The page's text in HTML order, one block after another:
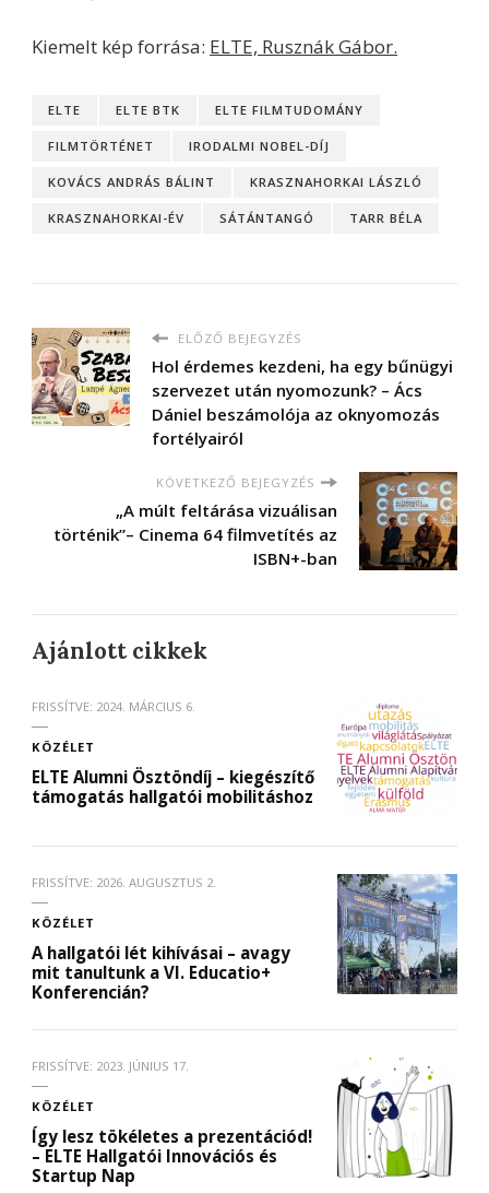
Kiemelt kép forrása: ELTE, Rusznák Gábor.
ELTE ELTE BTK ELTE FILMTUDOMÁNY
FILMTÖRTÉNET IRODALMI NOBEL-DÍJ
KOVÁCS ANDRÁS BÁLINT KRASZNAHORKAI LÁSZLÓ
KRASZNAHORKAI-ÉV SÁTÁNTANGÓ TARR BÉLA
ELŐZŐ BEJEGYZÉS
Hol érdemes kezdeni, ha egy bűnügyi
szervezet után nyomozunk? – Ács
Dániel beszámolója az oknyomozás
fortélyairól
KÖVETKEZŐ BEJEGYZÉS
„A múlt feltárása vizuálisan
történik”– Cinema 64 filmvetítés az
ISBN+-ban
Ajánlott cikkek
FRISSÍTVE: 2024. MÁRCIUS 6.
KÖZÉLET
ELTE Alumni Ösztöndíj – kiegészítő
támogatás hallgatói mobilitáshoz
FRISSÍTVE: 2026. AUGUSZTUS 2.
KÖZÉLET
A hallgatói lét kihívásai – avagy
mit tanultunk a VI. Educatio+
Konferencián?
FRISSÍTVE: 2023. JÚNIUS 17.
KÖZÉLET
Így lesz tökéletes a prezentációd!
– ELTE Hallgatói Innovációs és
Startup Nap